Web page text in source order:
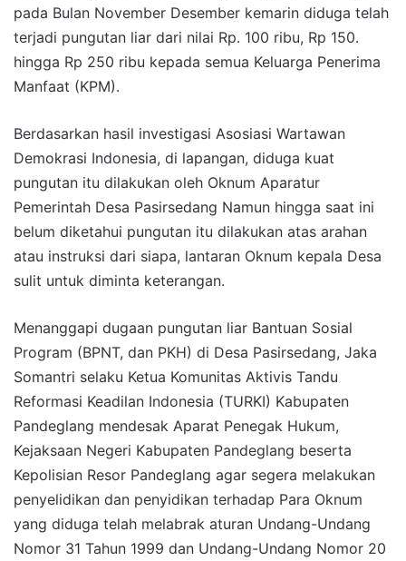
pada Bulan November Desember kemarin diduga telah
terjadi pungutan liar dari nilai Rp. 100 ribu, Rp 150.
hingga Rp 250 ribu kepada semua Keluarga Penerima
Manfaat (KPM).
Berdasarkan hasil investigasi Asosiasi Wartawan
Demokrasi Indonesia, di lapangan, diduga kuat
pungutan itu dilakukan oleh Oknum Aparatur
Pemerintah Desa Pasirsedang Namun hingga saat ini
belum diketahui pungutan itu dilakukan atas arahan
atau instruksi dari siapa, lantaran Oknum kepala Desa
sulit untuk diminta keterangan.
Menanggapi dugaan pungutan liar Bantuan Sosial
Program (BPNT, dan PKH) di Desa Pasirsedang, Jaka
Somantri selaku Ketua Komunitas Aktivis Tandu
Reformasi Keadilan Indonesia (TURKI) Kabupaten
Pandeglang mendesak Aparat Penegak Hukum,
Kejaksaan Negeri Kabupaten Pandeglang beserta
Kepolisian Resor Pandeglang agar segera melakukan
penyelidikan dan penyidikan terhadap Para Oknum
yang diduga telah melabrak aturan Undang-Undang
Nomor 31 Tahun 1999 dan Undang-Undang Nomor 20